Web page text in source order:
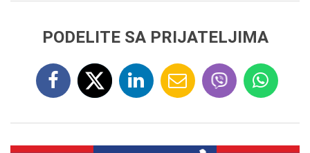
PODELITE SA PRIJATELJIMA